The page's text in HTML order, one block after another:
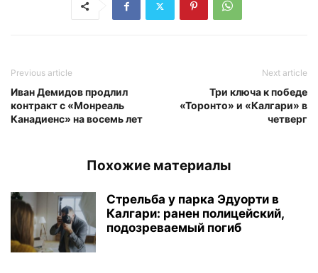
Previous article
Иван Демидов продлил
контракт с «Монреаль
Канадиенс» на восемь лет
Next article
Три ключа к победе
«Торонто» и «Калгари» в
четверг
Похожие материалы
Стрельба у парка Эдуорти в
Калгари: ранен полицейский,
подозреваемый погиб